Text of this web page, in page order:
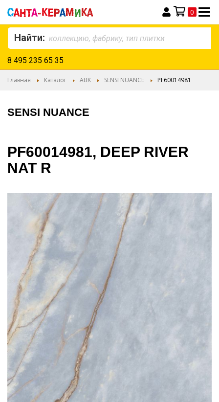
Моя корзина
0
Найти:
8 495 235 65 35
Главная Каталог ABK SENSI NUANCE PF60014981
SENSI NUANCE
PF60014981, DEEP RIVER
NAT R